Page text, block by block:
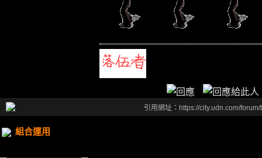
引用網址：https://city.udn.com/
組合運用